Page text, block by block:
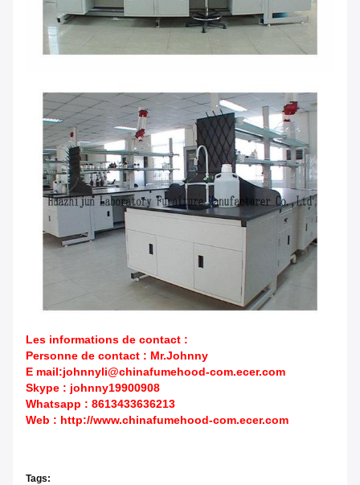
Les informations de contact :
Personne de contact : Mr.Johnny
E mail:johnnyli@chinafumehood-com.ecer.com
Skype : johnny19900908
Whatsapp : 8613433636213
Web : http://www.chinafumehood-com.ecer.com
Tags: